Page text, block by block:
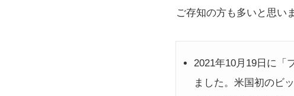
ご存知の方も多いと思い
2021年10月19日に「
ました。米国初のビ